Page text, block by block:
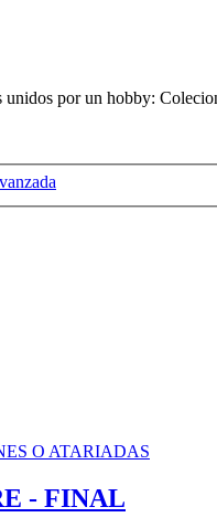
por un hobby:
O ATARIADAS
- FINAL